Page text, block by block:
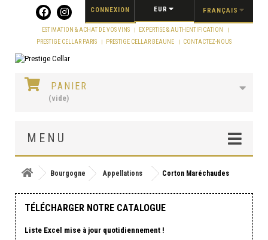
FRANÇAIS
EUR
CONNEXION
ESTIMATION & ACHAT DE VOS VINS
EXPERTISE & AUTHENTIFICATION
PRESTIGE CELLAR PARIS
PRESTIGE CELLAR BEAUNE CONTACTEZ-NOUS
PANIER
(vide)
MENU
Bourgogne Appellations Corton Maréchaudes
TÉLÉCHARGER NOTRE CATALOGUE
Liste Excel mise à jour quotidiennement !
Panneau de gestion des cookies